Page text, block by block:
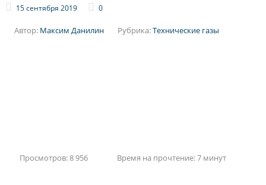
15 сентября 2019 0
Автор: Максим Данилин Рубрика:Технические газы
Просмотров: 8 956 Время на прочтение: 7 минут